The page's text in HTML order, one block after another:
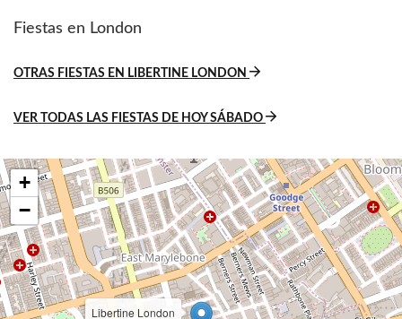
Fiestas en London
OTRAS FIESTAS EN LIBERTINE LONDON
VER TODAS LAS FIESTAS DE HOY SÁBADO